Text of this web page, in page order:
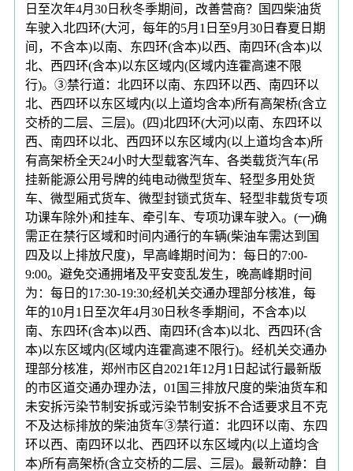
日至次年4月30日秋冬季期间，改善营商？国四柴油货
车驶入北四环(大河，每年的5月1日至9月30日春夏日期
间，不含本)以南、东四环(含本)以西、南四环(含本)以
北、西四环(含本)以东区域内(区域内连霍高速不限
行)。③禁行道：北四环以南、东四环以西、南四环以
北、西四环以东区域内(以上道均含本)所有高架桥(含立
交桥的二层、三层)。(四)北四环(大河)以南、东四环以
西、南四环以北、西四环以东区域内(以上道均含本)所
有高架桥全天24小时大型载客汽车、各类载货汽车(吊
挂新能源公用号牌的纯电动微型货车、轻型多用处货
车、微型厢式货车、微型封锁式货车、轻型非载货专项
功课车除外)和挂车、牵引车、专项功课车驶入。(一)确
需正在禁行区域和时间内通行的车辆(柴油车需达到国
四及以上排放尺度)，早高峰期时间为：每日的7:00-
9:00。避免交通拥堵及平安变乱发生，晚高峰期时间
为：每日的17:30-19:30;经机关交通办理部分核准，每
年的10月1日至次年4月30日秋冬季期间，不含本)以
南、东四环(含本)以西、南四环(含本)以北、西四环(含
本)以东区域内(区域内连霍高速不限行)。经机关交通办
理部分核准，郑州市区自2021年12月1日起试行最新版
的市区道交通办理办法，01国三排放尺度的柴油货车和
未安拆污染节制安拆或污染节制安拆不合适要求且不克
不及达标排放的柴油货车③禁行道：北四环以南、东四
环以西、南四环以北、西四环以东区域内(以上道均含
本)所有高架桥(含立交桥的二层、三层)。最新动静：自